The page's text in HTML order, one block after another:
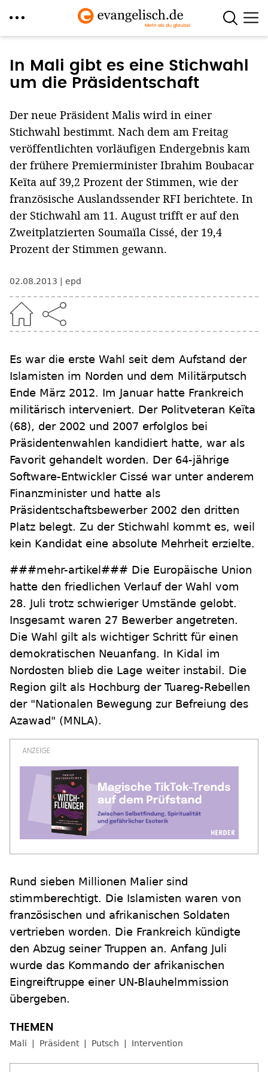
zum
Inhalt
In Mali gibt es eine Stichwahl
um die Präsidentschaft
Der neue Präsident Malis wird in einer
Stichwahl bestimmt. Nach dem am Freitag
veröffentlichten vorläufigen Endergebnis kam
der frühere Premierminister Ibrahim Boubacar
Keïta auf 39,2 Prozent der Stimmen, wie der
französische Auslandssender RFI berichtete. In
der Stichwahl am 11. August trifft er auf den
Zweitplatzierten Soumaïla Cissé, der 19,4
Prozent der Stimmen gewann.
02.08.2013 epd
Es war die erste Wahl seit dem Aufstand der
Islamisten im Norden und dem Militärputsch
Ende März 2012. Im Januar hatte Frankreich
militärisch interveniert. Der Politveteran Keïta
(68), der 2002 und 2007 erfolglos bei
Präsidentenwahlen kandidiert hatte, war als
Favorit gehandelt worden. Der 64-jährige
Software-Entwickler Cissé war unter anderem
Finanzminister und hatte als
Präsidentschaftsbewerber 2002 den dritten
Platz belegt. Zu der Stichwahl kommt es, weil
kein Kandidat eine absolute Mehrheit erzielte.
###mehr-artikel### Die Europäische Union
hatte den friedlichen Verlauf der Wahl vom
28. Juli trotz schwieriger Umstände gelobt.
Insgesamt waren 27 Bewerber angetreten.
Die Wahl gilt als wichtiger Schritt für einen
demokratischen Neuanfang. In Kidal im
Nordosten blieb die Lage weiter instabil. Die
Region gilt als Hochburg der Tuareg-Rebellen
der "Nationalen Bewegung zur Befreiung des
Azawad" (MNLA).
Rund sieben Millionen Malier sind
stimmberechtigt. Die Islamisten waren von
französischen und afrikanischen Soldaten
vertrieben worden. Die Frankreich kündigte
den Abzug seiner Truppen an. Anfang Juli
wurde das Kommando der afrikanischen
Eingreiftruppe einer UN-Blauhelmmission
übergeben.
Mali Präsident Putsch Intervention